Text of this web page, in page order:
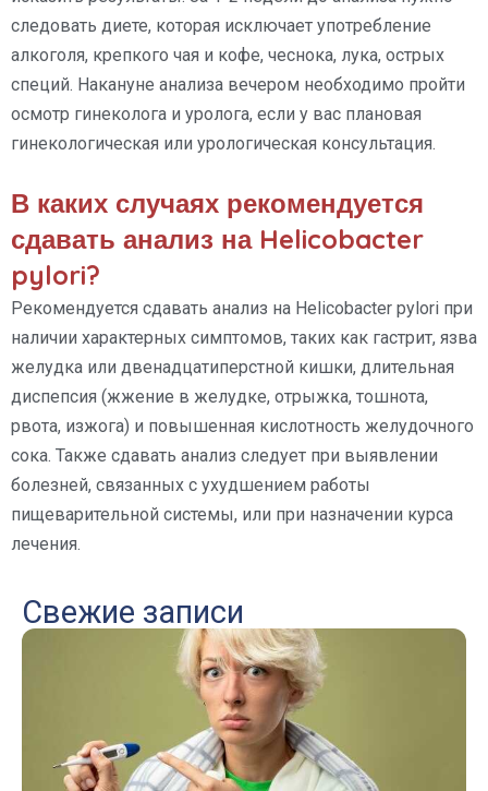
следовать диете, которая исключает употребление
алкоголя, крепкого чая и кофе, чеснока, лука, острых
специй. Накануне анализа вечером необходимо пройти
осмотр гинеколога и уролога, если у вас плановая
гинекологическая или урологическая консультация.
В каких случаях рекомендуется
сдавать анализ на Helicobacter
pylori?
Рекомендуется сдавать анализ на Helicobacter pylori при
наличии характерных симптомов, таких как гастрит, язва
желудка или двенадцатиперстной кишки, длительная
диспепсия (жжение в желудке, отрыжка, тошнота,
рвота, изжога) и повышенная кислотность желудочного
сока. Также сдавать анализ следует при выявлении
болезней, связанных с ухудшением работы
пищеварительной системы, или при назначении курса
лечения.
Свежие записи